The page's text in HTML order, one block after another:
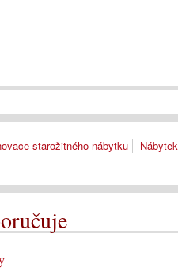
starožitného nábytku Nábytek